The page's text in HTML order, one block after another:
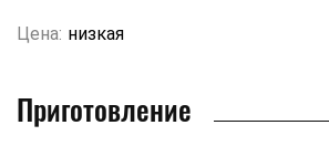
Цена: низкая
Приготовление